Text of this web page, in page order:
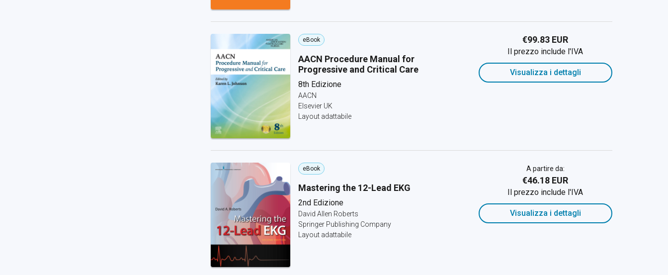
eBook
AACN Procedure Manual for
Progressive and Critical Care
8th Edizione
AACN
Elsevier UK
Layout adattabile
€99.83 EUR
Il prezzo include l'IVA
Visualizza i dettagli
eBook
Mastering the 12-Lead EKG
2nd Edizione
David Allen Roberts
Springer Publishing Company
Layout adattabile
A partire da:
€46.18 EUR
Il prezzo include l'IVA
Visualizza i dettagli